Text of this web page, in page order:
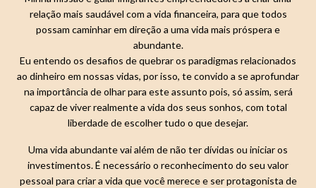
relação mais saudável com a vida financeira, para que todos
possam caminhar em direção a uma vida mais próspera e
abundante.
Eu entendo os desafios de quebrar os paradigmas relacionados
ao dinheiro em nossas vidas, por isso, te convido a se aprofundar
na importância de olhar para este assunto pois, só assim, será
capaz de viver realmente a vida dos seus sonhos, com total
liberdade de escolher tudo o que desejar.
Uma vida abundante vai além de não ter dívidas ou iniciar os
investimentos. É necessário o reconhecimento do seu valor
pessoal para criar a vida que você merece e ser protagonista de